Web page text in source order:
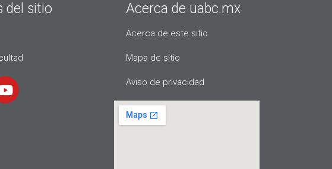
del sitio Acerca de uabc.mx
Acerca de este sitio
Mapa de sitio
Aviso de privacidad